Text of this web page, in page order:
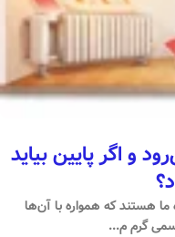
و اگر پایین بیاید
ما هستند که همواره با آن‌ها
گرم م...